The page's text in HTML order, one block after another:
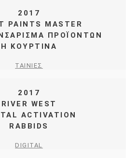
2017
PAINTS MASTER
ΠΡΟΪΟΝΤΩΝ
Η ΚΟΥΡΤΙΝΑ
ΤΑΙΝΙΕΣ
2017
RIVER WEST
ACTIVATION
RABBIDS
DIGITAL